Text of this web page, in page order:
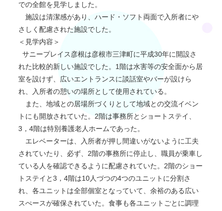
での全館を見学しました。
施設は清潔感があり、ハード・ソフト両面で入所者にや
さしく配慮された施設でした。
＜見学内容＞
サニープレイス彦根は彦根市三津町に平成30年に開設さ
れた比較的新しい施設でした。1階は水害等の安全面から居
室を設けず、広いエントランスに談話室やバーが設けら
れ、入所者の憩いの場所として使用されている。
また、地域との居場所づくりとして地域との交流イベン
トにも開放されていた。2階は事務所とショートステイ、
3，4階は特別養護老人ホームであった。
エレベーターは、入所者が押し間違いがないように工夫
されていたり、必ず、2階の事務所に停止し、職員が乗車し
ている人を確認できるように配慮されていた。2階のショー
トステイと3，4階は10人づつの4つのユニットに分割さ
れ、各ユニットは全部個室となっていて、余裕のある広い
スぺースが確保されていた。食事も各ユニットごとに調理